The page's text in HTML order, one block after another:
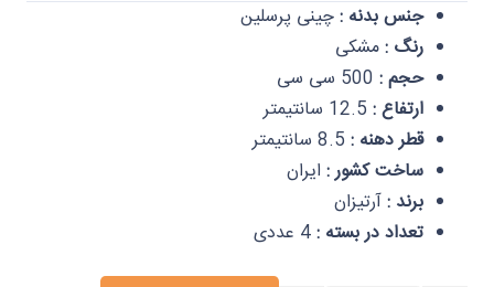
جنس بدنه :چینی پرسلین
رنگ :مشکی
حجم :
ارتفاع :
قطر دهنه :
ساخت کشور : ایران
برند :آرتیزان
تعداد در بسته :